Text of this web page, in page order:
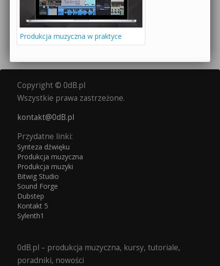
Produkcja muzyczna w praktyce
Copyright © 0dB.pl
Wszystkie prawa zastrzeżone.
kontakt@0dB.pl
Przydatne linki:
Synteza dźwięku
Produkcja muzyczna
Produkcja muzyki
Bitwig Studio
Sound Forge
Dubstep
Kontakt 5
Sylenth1
0dB.pl – produkcja muzyczna, kursy, tutoriale,
poradniki, nowości